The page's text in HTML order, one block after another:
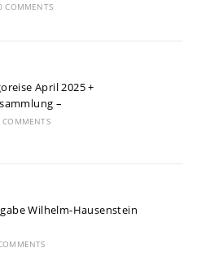
COMMENTS
April 2025 +
–
COMMENTS
Wilhelm-Hausenstein